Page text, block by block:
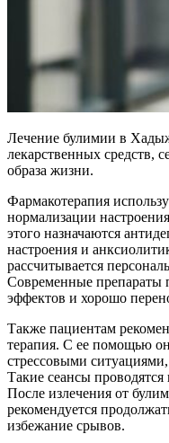
Лечение булимии в
лекарственных средств,
образа жизни.
Фармакотерапия
нормализации
этого назначаются
настроения и
рассчитывается
Современные препараты
эффектов и хорошо
Также пациентам
терапия. С ее помощью
стрессовыми
Такие сеансы
После излечения от
рекомендуется
избежание срывов.